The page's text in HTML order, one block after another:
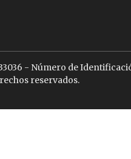
- Número de
reservados.